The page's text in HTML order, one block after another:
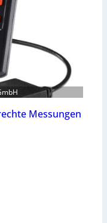
Messungen